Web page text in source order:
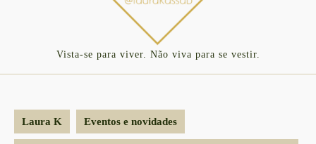
Vista-se para viver. Não viva para se vestir.
Laura K Eventos e novidades